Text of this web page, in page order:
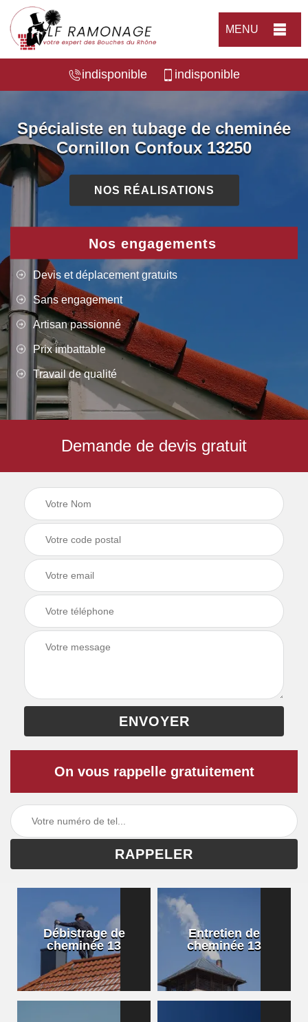
MENU
indisponible indisponible
Spécialiste en tubage de cheminée
Cornillon Confoux 13250
NOS RÉALISATIONS
Nos engagements
Devis et déplacement gratuits
Sans engagement
Artisan passionné
Prix imbattable
Travail de qualité
Demande de devis gratuit
On vous rappelle gratuitement
Débistrage de
cheminée 13
Entretien de
cheminée 13